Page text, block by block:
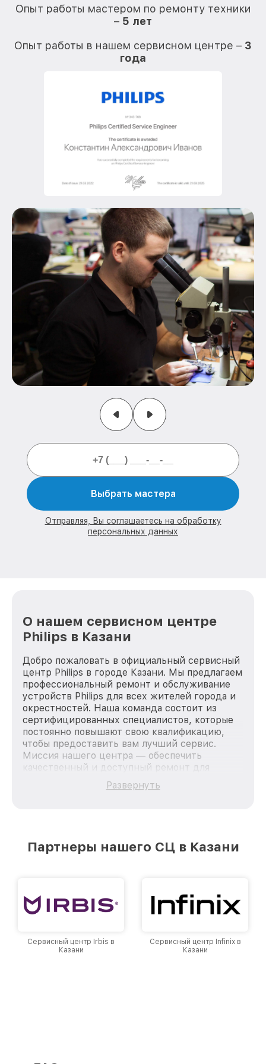
Опыт работы мастером по ремонту техники
– 5 лет
Опыт работы в нашем сервисном центре – 3
года
Выбрать мастера
Отправляя, Вы соглашаетесь на обработку
персональных данных
О нашем сервисном центре
Philips в Казани
Добро пожаловать в официальный сервисный
центр Philips в городе Казани. Мы предлагаем
профессиональный ремонт и обслуживание
устройств Philips для всех жителей города и
окрестностей. Наша команда состоит из
сертифицированных специалистов, которые
постоянно повышают свою квалификацию,
чтобы предоставить вам лучший сервис.
Миссия нашего центра — обеспечить
качественный и доступный ремонт для
каждого пользователя продукции Philips, вне
зависимости от сложности поломки. Мы
Казани, постоянно повышая уровень доверия
Развернуть
Партнеры нашего СЦ в Казани
Сервисный центр Irbis в
Казани
Сервисный центр Infinix в
Казани